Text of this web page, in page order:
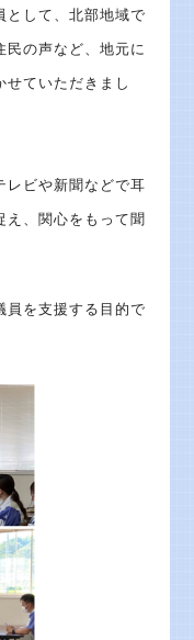
して、北部地域で
民の声など、地元に
せていただきまし
ビや新聞などで耳
え、関心をもって聞
を支援する目的で